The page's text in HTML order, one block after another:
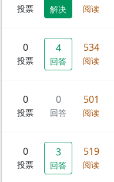
投票 解决 阅读
0
投票
4
回答
534
阅读
0
投票
0
回答
501
阅读
0
投票
3
回答
519
阅读